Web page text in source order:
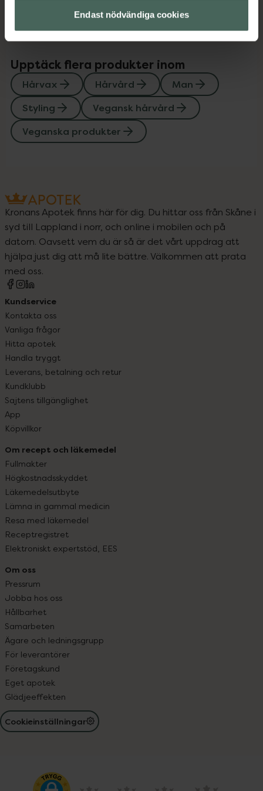
Endast nödvändiga cookies
Upptäck flera produkter inom
Hårvax Hårvård
Man
Styling
Vegansk hårvård
Veganska produkter
Kronans Apotek finns här för dig. Du hittar oss från Skåne i
syd till Lappland i norr, och online i mobilen och på
datorn. Oavsett vem du är så är det vårt uppdrag att
hjälpa just dig att må lite bättre. Välkommen att prata
med oss.
Kundservice
Kontakta oss
Vanliga frågor
Hitta apotek
Handla tryggt
Leverans, betalning och retur
Kundklubb
Sajtens tillgänglighet
App
Köpvillkor
Om recept och läkemedel
Fullmakter
Högkostnadsskyddet
Läkemedelsutbyte
Lämna in gammal medicin
Resa med läkemedel
Receptregistret
Elektroniskt expertstöd, EES
Om oss
Pressrum
Jobba hos oss
Hållbarhet
Samarbeten
Ägare och ledningsgrupp
För leverantörer
Företagskund
Eget apotek
Glädjeeffekten
Cookieinställningar